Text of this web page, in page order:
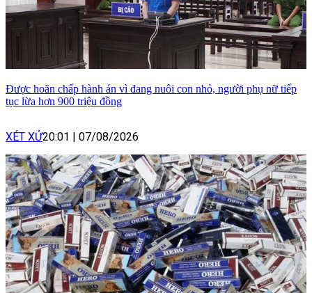
Được hoãn chấp hành án vì đang nuôi con nhỏ, người phụ nữ tiếp
tục lừa hơn 900 triệu đồng
XÉT XỬ20:01 07/08/2026